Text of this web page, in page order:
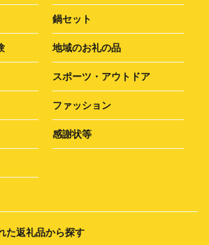
鍋セット
地域のお礼の品
スポーツ・アウトドア
ファッション
感謝状等
た返礼品から探す